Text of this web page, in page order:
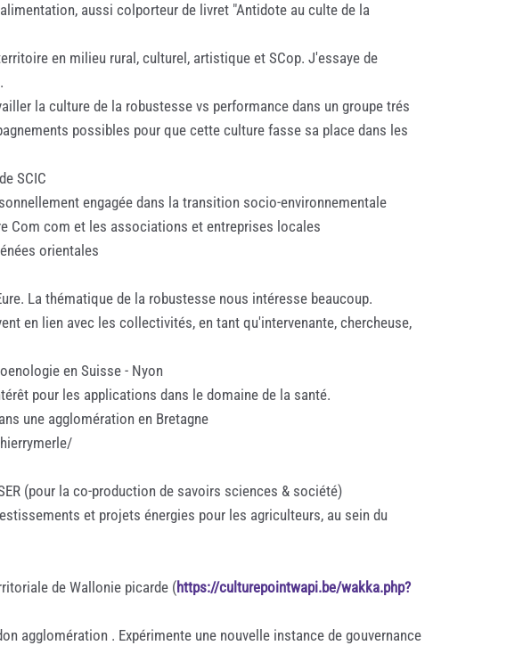
aussi colporteur de livret "Antidote au culte de la
en milieu rural, culturel, artistique et SCop. J'essaye de
la culture de la robustesse vs performance dans un groupe trés
possibles pour que cette culture fasse sa place dans les
SCIC
engagée dans la transition socio-environnementale
Com com et les associations et entreprises locales
orientales
La thématique de la robustesse nous intéresse beaucoup.
en lien avec les collectivités, en tant qu'intervenante, chercheuse,
en Suisse - Nyon
pour les applications dans le domaine de la santé.
une agglomération en Bretagne
(pour la co-production de savoirs sciences & société)
et projets énergies pour les agriculteurs, au sein du
de Wallonie picarde (https://culturepointwapi.be/wakka.php?
agglomération . Expérimente une nouvelle instance de gouvernance